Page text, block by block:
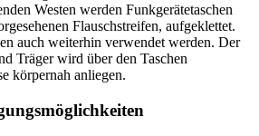
Westen werden Funkgerätetaschen
Flauschstreifen, aufgeklettet.
auch weiterhin verwendet werden. Der
Träger wird über den Taschen
körpernah anliegen.